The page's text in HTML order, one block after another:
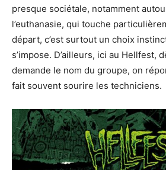
presque sociétale, notamment
l’euthanasie, qui touche
départ, c’est surtout un choix
s’impose. D’ailleurs, ici au Hellfest,
demande le nom du groupe, on
fait souvent sourire les techniciens.